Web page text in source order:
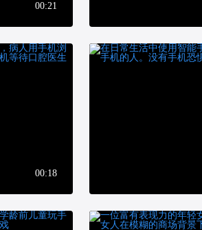
00:21
00:18